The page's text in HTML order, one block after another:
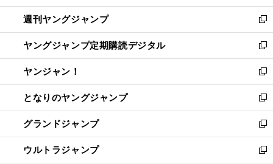
開
く
ウ
で
開
く
ン
ド
ウ
で
開
く
ウ
ィ
ン
ド
ウ
で
開
く
週刊ヤングジャンプ
新
し
い
ウ
ィ
ン
ド
ウ
で
開
く
ヤングジャンプ定期購読デジタル
新
し
い
ウ
ィ
ン
ド
ウ
で
ヤンジャン！
新
し
い
ウ
ィ
ン
ド
となりのヤングジャンプ
新
し
い
ウ
ィ
グランドジャンプ
新
し
い
ウルトラジャンプ
新